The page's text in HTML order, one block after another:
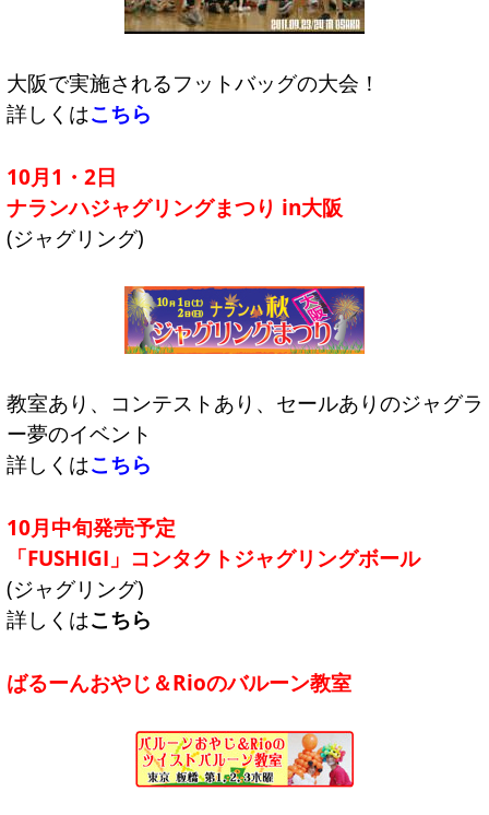
大阪で実施されるフットバッグの大会！
詳しくはこちら
10月1・2日
ナランハジャグリングまつり in大阪
(ジャグリング)
教室あり、コンテストあり、セールありのジャグラ
ー夢のイベント
詳しくはこちら
10月中旬発売予定
「FUSHIGI」コンタクトジャグリングボール
(ジャグリング)
詳しくはこちら
ばるーんおやじ＆Rioのバルーン教室